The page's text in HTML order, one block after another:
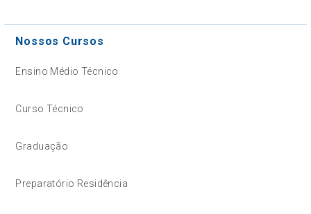
Nossos Cursos
Ensino Médio Técnico
Curso Técnico
Graduação
Preparatório Residência